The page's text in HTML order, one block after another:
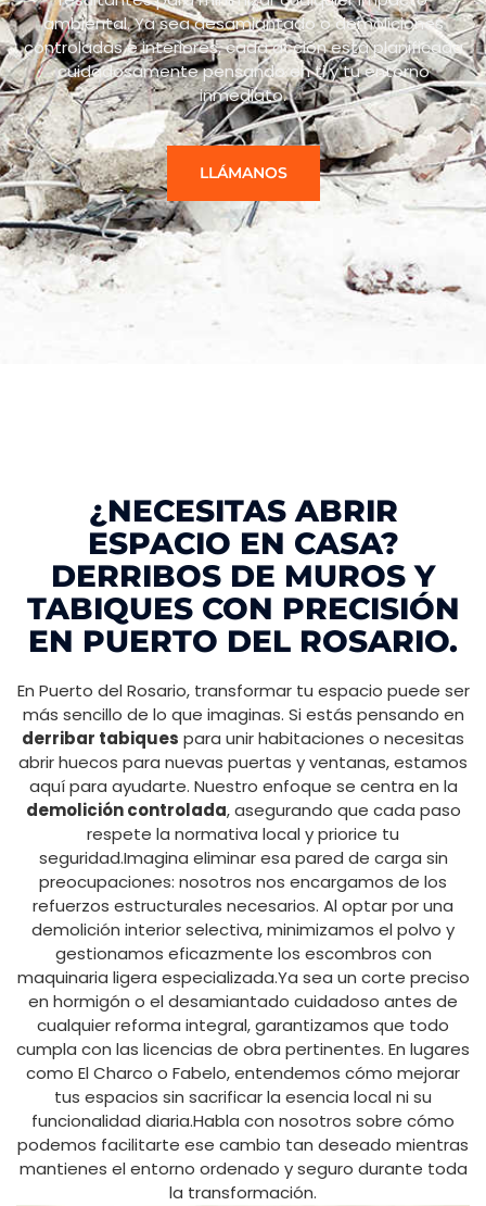
ambiental. Ya sea desamiantado o demoliciones
controladas e interiores, cada acción está planificada
cuidadosamente pensando en ti y tu entorno
inmediato.
LLÁMANOS
¿NECESITAS ABRIR
ESPACIO EN CASA?
DERRIBOS DE MUROS Y
TABIQUES CON PRECISIÓN
EN PUERTO DEL ROSARIO.
En Puerto del Rosario, transformar tu espacio puede ser
más sencillo de lo que imaginas. Si estás pensando en
derribar tabiques para unir habitaciones o necesitas
abrir huecos para nuevas puertas y ventanas, estamos
aquí para ayudarte. Nuestro enfoque se centra en la
demolición controlada, asegurando que cada paso
respete la normativa local y priorice tu
seguridad.Imagina eliminar esa pared de carga sin
preocupaciones: nosotros nos encargamos de los
refuerzos estructurales necesarios. Al optar por una
demolición interior selectiva, minimizamos el polvo y
gestionamos eficazmente los escombros con
maquinaria ligera especializada.Ya sea un corte preciso
en hormigón o el desamiantado cuidadoso antes de
cualquier reforma integral, garantizamos que todo
cumpla con las licencias de obra pertinentes. En lugares
como El Charco o Fabelo, entendemos cómo mejorar
tus espacios sin sacrificar la esencia local ni su
funcionalidad diaria.Habla con nosotros sobre cómo
podemos facilitarte ese cambio tan deseado mientras
mantienes el entorno ordenado y seguro durante toda
la transformación.